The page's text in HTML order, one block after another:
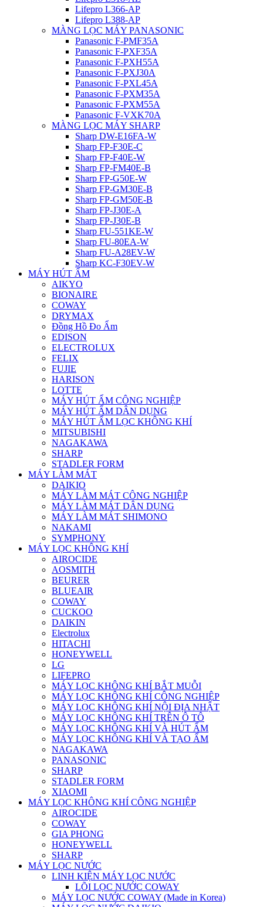
Lifepro L366-AP
Lifepro L388-AP
MÀNG LỌC MÁY PANASONIC
Panasonic F-PMF35A
Panasonic F-PXF35A
Panasonic F-PXH55A
Panasonic F-PXJ30A
Panasonic F-PXL45A
Panasonic F-PXM35A
Panasonic F-PXM55A
Panasonic F-VXK70A
MÀNG LỌC MÁY SHARP
Sharp DW-E16FA-W
Sharp FP-F30E-C
Sharp FP-F40E-W
Sharp FP-FM40E-B
Sharp FP-G50E-W
Sharp FP-GM30E-B
Sharp FP-GM50E-B
Sharp FP-J30E-A
Sharp FP-J30E-B
Sharp FU-551KE-W
Sharp FU-80EA-W
Sharp FU-A28EV-W
Sharp KC-F30EV-W
MÁY HÚT ẨM
AIKYO
BIONAIRE
COWAY
DRYMAX
Đồng Hồ Đo Ẩm
EDISON
ELECTROLUX
FELIX
FUJIE
HARISON
LOTTE
MÁY HÚT ẨM CÔNG NGHIỆP
MÁY HÚT ẨM DÂN DỤNG
MÁY HÚT ẨM LỌC KHÔNG KHÍ
MITSUBISHI
NAGAKAWA
SHARP
STADLER FORM
MÁY LÀM MÁT
DAIKIO
MÁY LÀM MÁT CÔNG NGHIỆP
MÁY LÀM MÁT DÂN DỤNG
MÁY LÀM MÁT SHIMONO
NAKAMI
SYMPHONY
MÁY LỌC KHÔNG KHÍ
AIROCIDE
AOSMITH
BEURER
BLUEAIR
COWAY
CUCKOO
DAIKIN
Electrolux
HITACHI
HONEYWELL
LG
LIFEPRO
MÁY LỌC KHÔNG KHÍ BẮT MUỖI
MÁY LỌC KHÔNG KHÍ CÔNG NGHIỆP
MÁY LỌC KHÔNG KHÍ NỘI ĐỊA NHẬT
MÁY LỌC KHÔNG KHÍ TRÊN Ô TÔ
MÁY LỌC KHÔNG KHÍ VÀ HÚT ẨM
MÁY LỌC KHÔNG KHÍ VÀ TẠO ẨM
NAGAKAWA
PANASONIC
SHARP
STADLER FORM
XIAOMI
MÁY LỌC KHÔNG KHÍ CÔNG NGHIỆP
AIROCIDE
COWAY
GIA PHONG
HONEYWELL
SHARP
MÁY LỌC NƯỚC
LINH KIỆN MÁY LỌC NƯỚC
LÕI LỌC NƯỚC COWAY
MÁY LỌC NƯỚC COWAY (Made in Korea)